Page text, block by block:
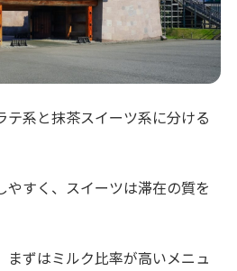
テ系と抹茶スイーツ系に分ける
やすく、スイーツは滞在の質を
まずはミルク比率が高いメニュ